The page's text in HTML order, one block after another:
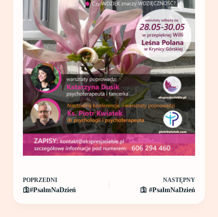
POPRZEDNI
🛐#PsalmNaDzień
NASTĘPNY
🛐 #PsalmNaDzień